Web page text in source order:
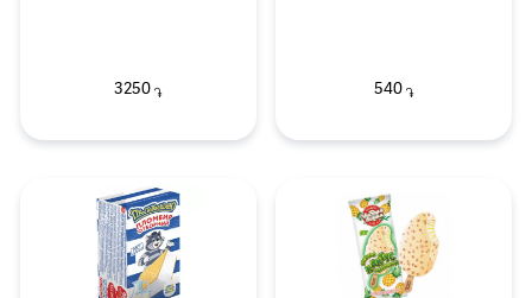
3250 ֏ 540 ֏